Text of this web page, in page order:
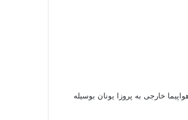
خارجی به پروزا یونان بوسیله